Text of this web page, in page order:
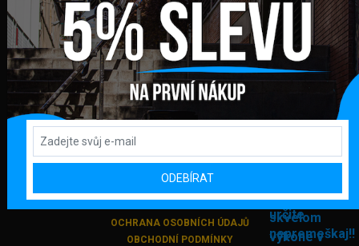
+421 948 374 905
info@bmxshop.sk
Podporujeme online platby
DŮLEŽITÉ ODKAZY
PŘIHLÁŠENÍ
REGISTRACE
OCHRANA OSOBNÍCH ÚDAJŮ
OBCHODNÍ PODMÍNKY
ODEBÍRAT